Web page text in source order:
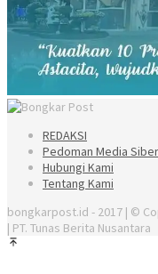
REDAKSI
Pedoman Media Siber
Hubungi Kami
Tentang Kami
bongkarpost.id - 2017 | ©
| PT. Tunas Berita Nusantara